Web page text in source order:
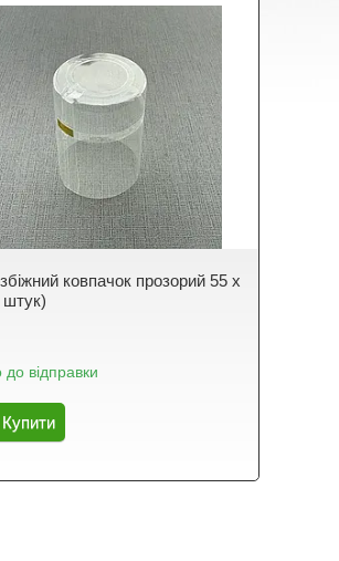
ковпачок прозорий 55 х
штук)
до відправки
Купити